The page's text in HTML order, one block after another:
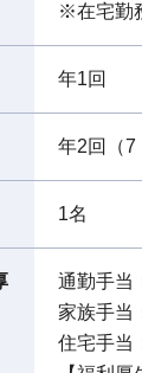
※在宅勤
年1回
年2回（7
1名
通勤手当
家族手当
住宅手当